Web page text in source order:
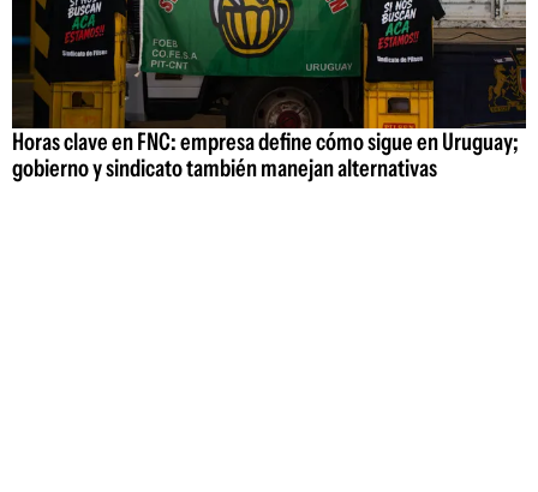
Horas clave en FNC: empresa define cómo sigue en Uruguay;
gobierno y sindicato también manejan alternativas